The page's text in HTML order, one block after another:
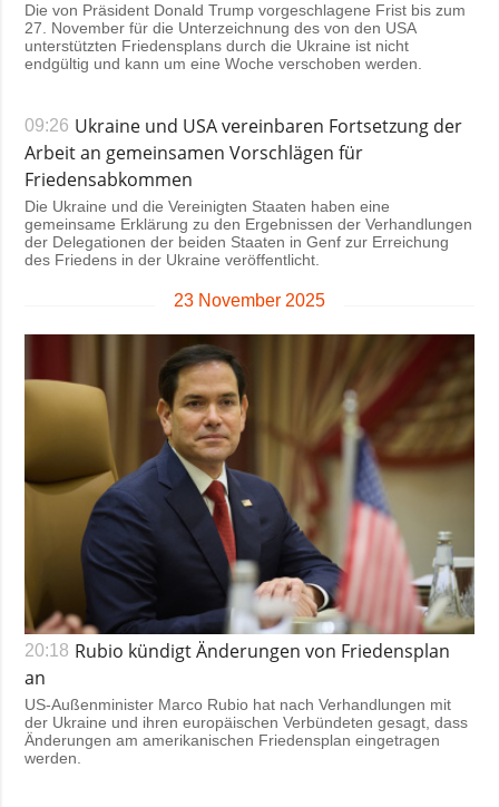
Die von Präsident Donald Trump vorgeschlagene Frist bis zum
27. November für die Unterzeichnung des von den USA
unterstützten Friedensplans durch die Ukraine ist nicht
endgültig und kann um eine Woche verschoben werden.
09:26 Ukraine und USA vereinbaren Fortsetzung der
Arbeit an gemeinsamen Vorschlägen für
Friedensabkommen
Die Ukraine und die Vereinigten Staaten haben eine
gemeinsame Erklärung zu den Ergebnissen der Verhandlungen
der Delegationen der beiden Staaten in Genf zur Erreichung
des Friedens in der Ukraine veröffentlicht.
23 November 2025
20:18 Rubio kündigt Änderungen von Friedensplan
an
US-Außenminister Marco Rubio hat nach Verhandlungen mit
der Ukraine und ihren europäischen Verbündeten gesagt, dass
Änderungen am amerikanischen Friedensplan eingetragen
werden.